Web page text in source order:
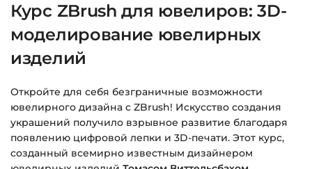
Заполните все поля (почта и пароль).
Оплатите удобным способом (более 8
способов оплаты).
благодарности с кнопкой«Перейти к
загрузкам». Нажмите её — и откроется
страница с курсами.
Дополнительно ссылка на курс придёт вам
Курс ZBrush для ювелиров: 3D-
моделирование ювелирных
изделий
Откройте для себя безграничные возможности
ювелирного дизайна с ZBrush! Искусство создания
украшений получило взрывное развитие благодаря
появлению цифровой лепки и 3D-печати. Этот курс,
созданный всемирно известным дизайнером